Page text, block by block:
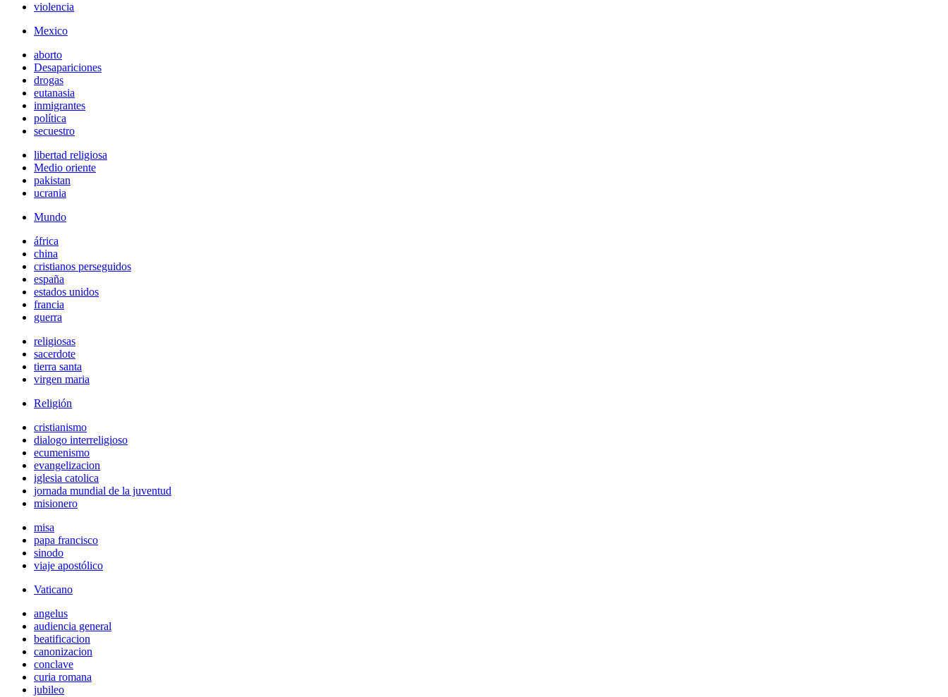
violencia
Mexico
aborto
Desapariciones
drogas
eutanasia
inmigrantes
política
secuestro
libertad religiosa
Medio oriente
pakistan
ucrania
Mundo
áfrica
china
cristianos perseguidos
españa
estados unidos
francia
guerra
religiosas
sacerdote
tierra santa
virgen maria
Religión
cristianismo
dialogo interreligioso
ecumenismo
evangelizacion
iglesia catolica
jornada mundial de la juventud
misionero
misa
papa francisco
sinodo
viaje apostólico
Vaticano
angelus
audiencia general
beatificacion
canonizacion
conclave
curia romana
jubileo